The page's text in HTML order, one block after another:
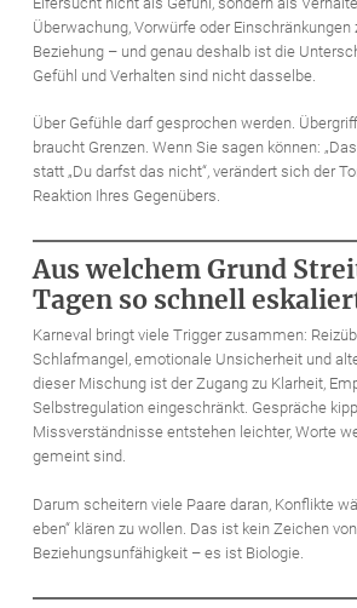
Überwachung, Vorwürfe oder Einschränkungen
Beziehung – und genau deshalb ist die
Gefühl und Verhalten sind nicht dasselbe.
Über Gefühle darf gesprochen werden.
braucht Grenzen. Wenn Sie sagen können:
statt „Du darfst das nicht“, verändert sich der
Reaktion Ihres Gegenübers.
Aus welchem Grund
Tagen so schnell
Karneval bringt viele Trigger zusammen:
Schlafmangel, emotionale Unsicherheit und
dieser Mischung ist der Zugang zu Klarheit,
Selbstregulation eingeschränkt. Gespräche
Missverständnisse entstehen leichter, Worte
gemeint sind.
Darum scheitern viele Paare daran, Konflikte
eben“ klären zu wollen. Das ist kein Zeichen von
Beziehungsunfähigkeit – es ist Biologie.